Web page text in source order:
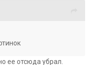
ее отсюда убрал.